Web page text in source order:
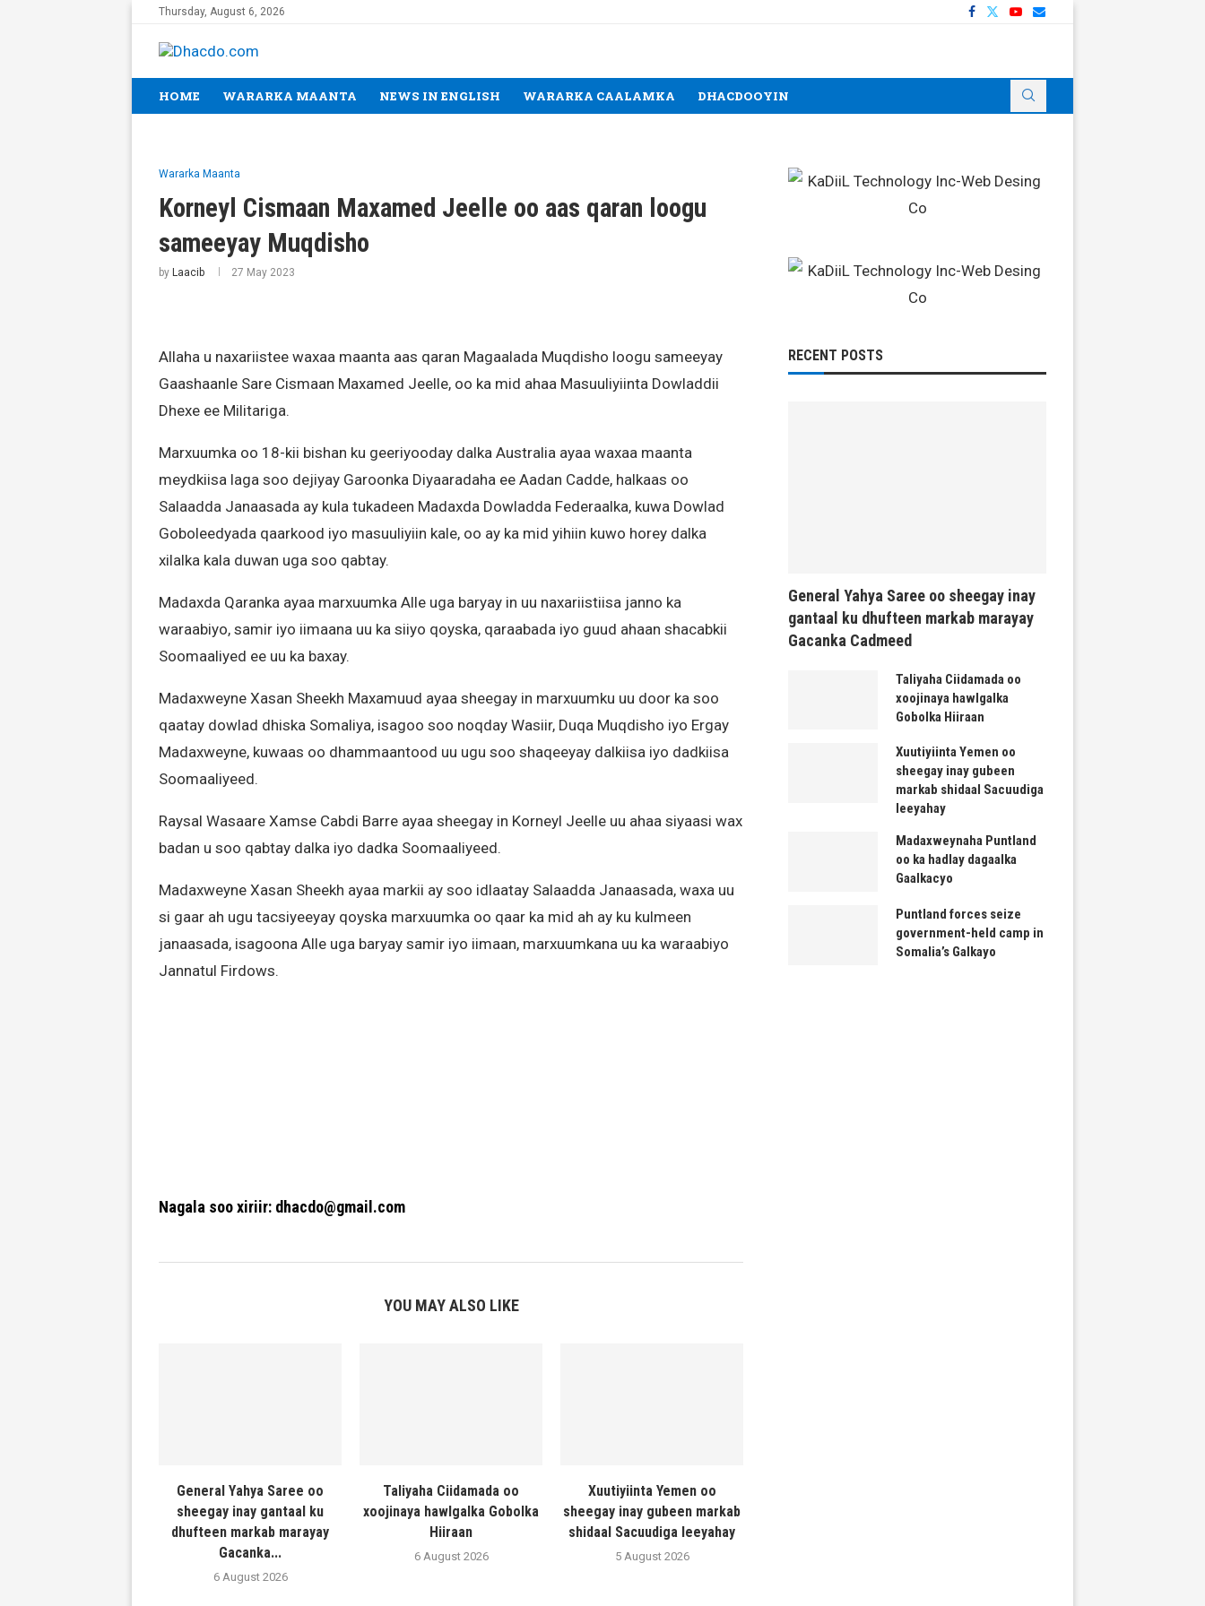
Thursday, August 6, 2026
HOME WARARKA MAANTA NEWS IN ENGLISH WARARKA CAALAMKA DHACDOOYIN
Wararka Maanta
Korneyl Cismaan Maxamed Jeelle oo aas qaran loogu
sameeyay Muqdisho
by Laacib 27 May 2023
Allaha u naxariistee waxaa maanta aas qaran Magaalada Muqdisho loogu sameeyay
Gaashaanle Sare Cismaan Maxamed Jeelle, oo ka mid ahaa Masuuliyiinta Dowladdii
Dhexe ee Militariga.
Marxuumka oo 18-kii bishan ku geeriyooday dalka Australia ayaa waxaa maanta
meydkiisa laga soo dejiyay Garoonka Diyaaradaha ee Aadan Cadde, halkaas oo
Salaadda Janaasada ay kula tukadeen Madaxda Dowladda Federaalka, kuwa Dowlad
Goboleedyada qaarkood iyo masuuliyiin kale, oo ay ka mid yihiin kuwo horey dalka
xilalka kala duwan uga soo qabtay.
Madaxda Qaranka ayaa marxuumka Alle uga baryay in uu naxariistiisa janno ka
waraabiyo, samir iyo iimaana uu ka siiyo qoyska, qaraabada iyo guud ahaan shacabkii
Soomaaliyed ee uu ka baxay.
Madaxweyne Xasan Sheekh Maxamuud ayaa sheegay in marxuumku uu door ka soo
qaatay dowlad dhiska Somaliya, isagoo soo noqday Wasiir, Duqa Muqdisho iyo Ergay
Madaxweyne, kuwaas oo dhammaantood uu ugu soo shaqeeyay dalkiisa iyo dadkiisa
Soomaaliyeed.
Raysal Wasaare Xamse Cabdi Barre ayaa sheegay in Korneyl Jeelle uu ahaa siyaasi wax
badan u soo qabtay dalka iyo dadka Soomaaliyeed.
Madaxweyne Xasan Sheekh ayaa markii ay soo idlaatay Salaadda Janaasada, waxa uu
si gaar ah ugu tacsiyeeyay qoyska marxuumka oo qaar ka mid ah ay ku kulmeen
janaasada, isagoona Alle uga baryay samir iyo iimaan, marxuumkana uu ka waraabiyo
Jannatul Firdows.
Nagala soo xiriir: dhacdo@gmail.com
YOU MAY ALSO LIKE
General Yahya Saree oo
sheegay inay gantaal ku
dhufteen markab marayay
Gacanka...
6 August 2026
Taliyaha Ciidamada oo
xoojinaya hawlgalka Gobolka
Hiiraan
6 August 2026
Xuutiyiinta Yemen oo
sheegay inay gubeen markab
shidaal Sacuudiga leeyahay
5 August 2026
RECENT POSTS
General Yahya Saree oo sheegay inay
gantaal ku dhufteen markab marayay
Gacanka Cadmeed
Taliyaha Ciidamada oo
xoojinaya hawlgalka
Gobolka Hiiraan
Xuutiyiinta Yemen oo
sheegay inay gubeen
markab shidaal Sacuudiga
leeyahay
Madaxweynaha Puntland
oo ka hadlay dagaalka
Gaalkacyo
Puntland forces seize
government-held camp in
Somalia’s Galkayo